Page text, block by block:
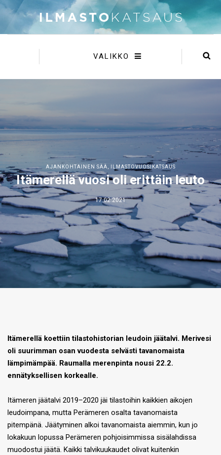
VALIKKO
AJANKOHTAINEN SÄÄ ILMASTOVUOSIKATSAUS
Itämerellä vuosi oli erittäin leuto
17.02.2021
Itämerellä koettiin tilastohistorian leudoin jäätalvi. Merivesi
oli suurimman osan vuodesta selvästi tavanomaista
lämpimämpää. Raumalla merenpinta nousi 22.2.
ennätyksellisen korkealle.
Itämeren jäätalvi 2019–2020 jäi tilastoihin kaikkien aikojen
leudoimpana, mutta Perämeren osalta tavanomaista
pitempänä. Jäätyminen alkoi tavanomaista aiemmin, kun jo
lokakuun lopussa Perämeren pohjoisimmissa sisälahdissa
muodostui jäätä. Kaikki talvikuukaudet olivat kuitenkin